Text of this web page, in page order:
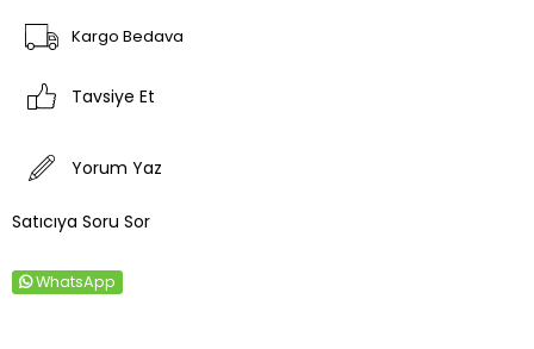
Kargo Bedava
Tavsiye Et
Yorum Yaz
Satıcıya Soru Sor
WhatsApp